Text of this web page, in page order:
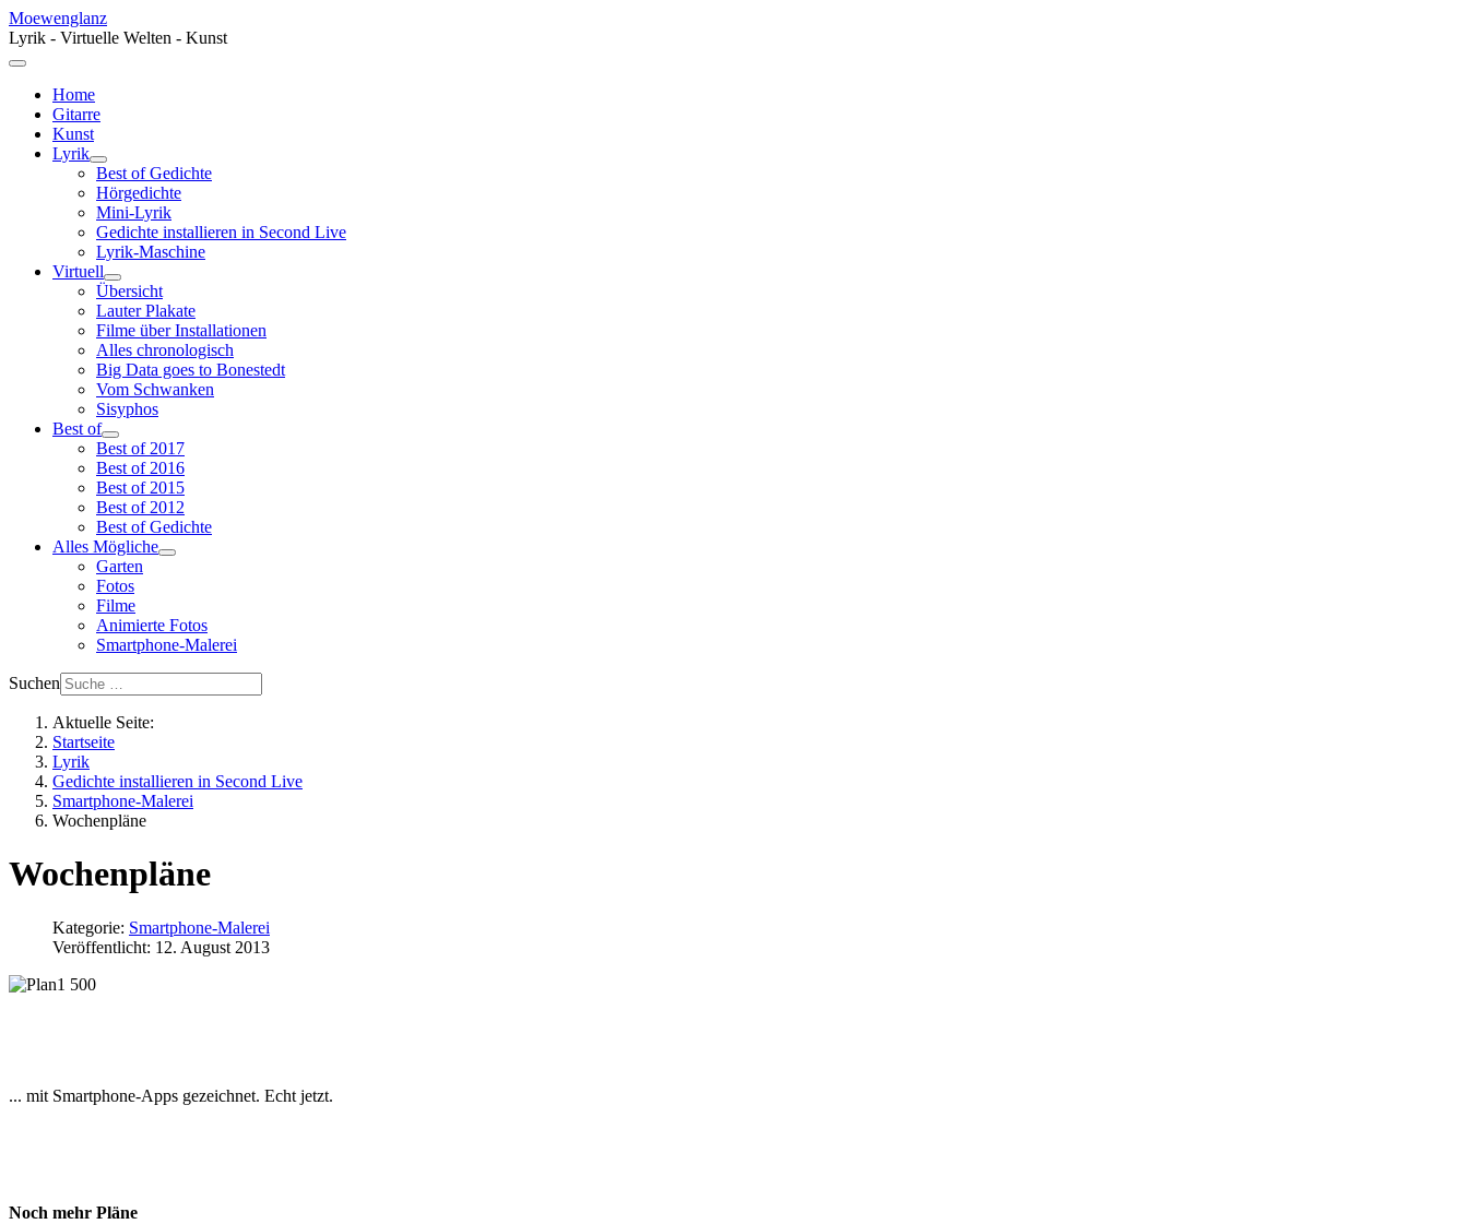
Moewenglanz
Lyrik - Virtuelle Welten - Kunst
Home
Gitarre
Kunst
Lyrik
Best of Gedichte
Hörgedichte
Mini-Lyrik
Gedichte installieren in Second Live
Lyrik-Maschine
Virtuell
Übersicht
Lauter Plakate
Filme über Installationen
Alles chronologisch
Big Data goes to Bonestedt
Vom Schwanken
Sisyphos
Best of
Best of 2017
Best of 2016
Best of 2015
Best of 2012
Best of Gedichte
Alles Mögliche
Garten
Fotos
Filme
Animierte Fotos
Smartphone-Malerei
Suchen
Aktuelle Seite:
Startseite
Lyrik
Gedichte installieren in Second Live
Smartphone-Malerei
Wochenpläne
Wochenpläne
Kategorie: Smartphone-Malerei
Veröffentlicht: 12. August 2013
... mit Smartphone-Apps gezeichnet. Echt jetzt.
Noch mehr Pläne